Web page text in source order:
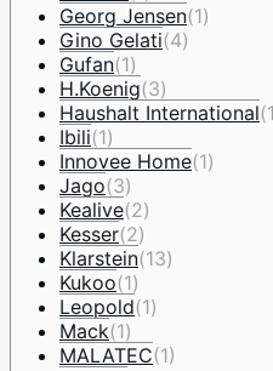
Georg Jensen(1)
Gino Gelati(4)
Gufan(1)
H.Koenig(3)
Haushalt International
Ibili(1)
Innovee Home(1)
Jago(3)
Kealive(2)
Kesser(2)
Klarstein(13)
Kukoo(1)
Leopold(1)
Mack(1)
MALATEC(1)